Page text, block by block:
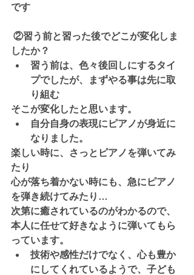
です
したか？
習う前は、色々後回しにするタイ
プでしたが、まずやる事は先に取
り組む
そこが変化したと思います。
自分自身の表現にピアノが身近に
なりました。
楽しい時に、さっとピアノを弾いてみ
たり
心が落ち着かない時にも、急にピアノ
を弾き続けてみたり…
次第に癒されているのがわかるので、
本人に任せて好きなように弾いてもら
っています。
技術や感性だけでなく、心も豊か
にしてくれているようで、子ども